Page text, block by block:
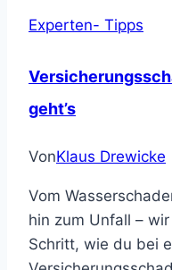
Experten- Tipps
geht’s
VonKlaus Drewicke
Vom
hin zum Unfall –
Schritt, wie du bei